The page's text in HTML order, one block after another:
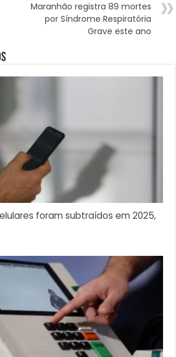
Maranhão registra 89 mortes
por Síndrome Respiratória
Grave este ano
foram subtraídos em 2025,